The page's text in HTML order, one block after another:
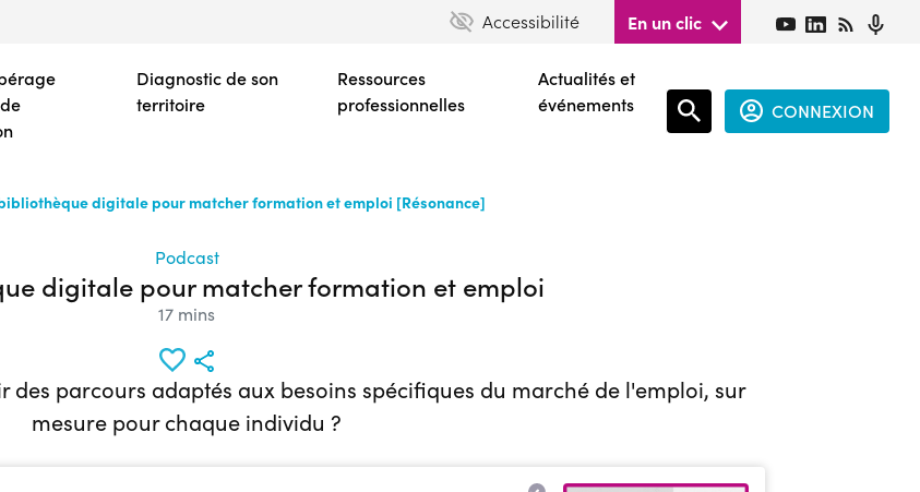
contenu
principal
Accessibilité En un clic
Diagnostic de son
territoire
Ressources
professionnelles
Actualités et
événements
CONNEXION
digitale pour matcher formation et emploi [Résonance]
Podcast
digitale pour matcher formation et emploi
17 mins
des parcours adaptés aux besoins spécifiques du marché de l'emploi, sur
mesure pour chaque individu ?